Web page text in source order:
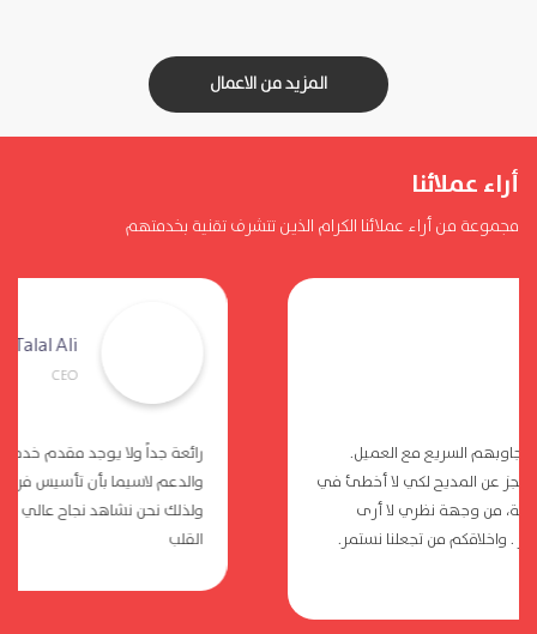
المزيد من الاعمال
أراء عملائنا
مجموعة من أراء عملائنا الكرام الذين تتشرف تقنية بخدمتهم
رائعة جداً ولا يوجد مقدم خدمة عربي أو اجنبي بمثل هذه الخدمات
والدعم لاسيما بأن تأسيس فريق العمل لديكم مبني على أسس عالية
ولذلك نحن نشاهد نجاح عالي وإلى الامام وبالتوفيق شكراً شكراً من
القلب